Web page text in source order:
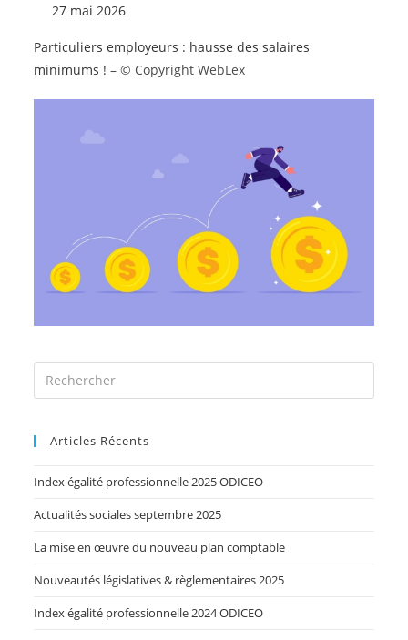
27 mai 2026
Particuliers employeurs : hausse des salaires
minimums !– © Copyright WebLex
Articles Récents
Index égalité professionnelle 2025 ODICEO
Actualités sociales septembre 2025
La mise en œuvre du nouveau plan comptable
Nouveautés législatives & règlementaires 2025
Index égalité professionnelle 2024 ODICEO